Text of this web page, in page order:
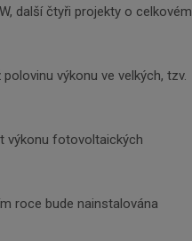
další čtyři projekty o celkovém
výkonu ve velkých, tzv.
výkonu fotovoltaických
roce bude nainstalována